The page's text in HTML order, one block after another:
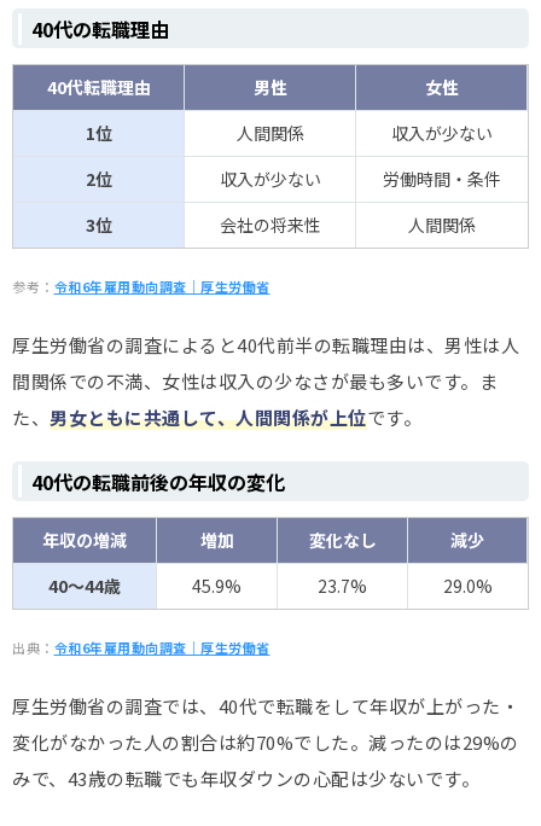
40代の転職理由
40代転職理由 男性
女性
1位
人間関係
収入が少ない
2位
収入が少ない
労働時間・条件
3位
会社の将来性 人間関係
参考： 令和6年雇用動向調査｜厚生労働省
厚生労働省の調査によると40代前半の転職理由は、男性は人
間関係での不満、女性は収入の少なさが最も多いです。ま
た、 男女ともに共通して、人間関係が上位です。
40代の転職前後の年収の変化
年収の増減 増加 変化なし
減少
40～44歳
45.9% 23.7% 29.0%
出典： 令和6年雇用動向調査｜厚生労働省
厚生労働省の調査では、 40代で転職をして年収が上がった・
変化がなかった人の割合は約70%でした。減ったのは29%の
みで、43歳の転職でも年収ダウンの心配は少ないです。